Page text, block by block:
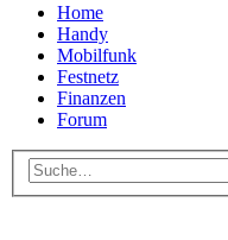
Home
Handy
Mobilfunk
Festnetz
Finanzen
Forum